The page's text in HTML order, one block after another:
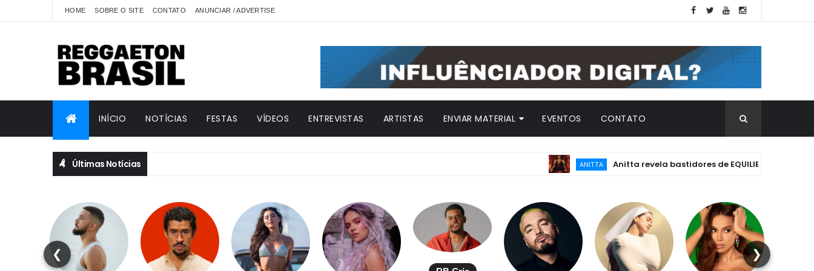
HOME SOBRE O SITE CONTATO ANUNCIAR / ADVERTISE
INÍCIO NOTÍCIAS FESTAS VÍDEOS ENTREVISTAS ARTISTAS ENVIAR MATERIAL EVENTOS CONTATO
Últimas Notícias ANITTA Anitta revela bastidores de EQUILIBRIVM: emoção,
❮ ❯